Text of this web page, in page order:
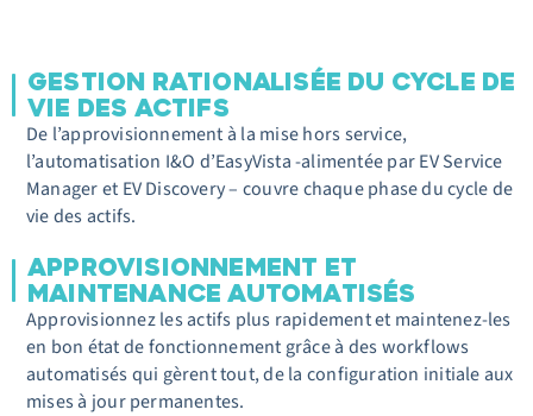
GESTION RATIONALISÉE DU CYCLE DE
VIE DES ACTIFS
De l’approvisionnement à la mise hors service,
l’automatisation I&O d’EasyVista -alimentée par EV Service
Manager et EV Discovery – couvre chaque phase du cycle de
vie des actifs.
APPROVISIONNEMENT ET
MAINTENANCE AUTOMATISÉS
Approvisionnez les actifs plus rapidement et maintenez-les
en bon état de fonctionnement grâce à des workflows
automatisés qui gèrent tout, de la configuration initiale aux
mises à jour permanentes.